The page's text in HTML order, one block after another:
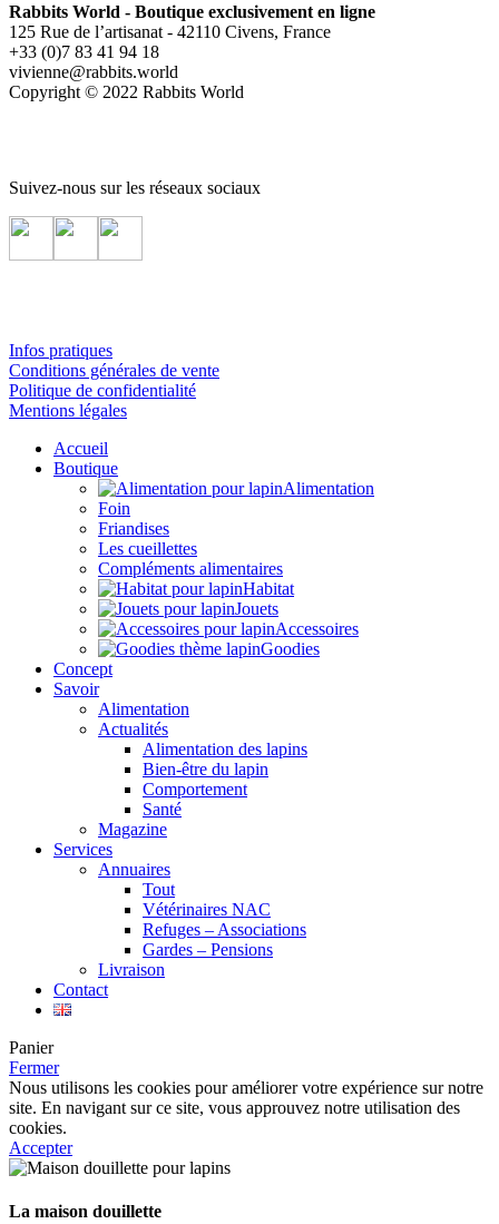
Rabbits World - Boutique exclusivement en ligne
125 Rue de l’artisanat - 42110 Civens, France
+33 (0)7 83 41 94 18
vivienne@rabbits.world
Copyright © 2022 Rabbits World
Suivez-nous sur les réseaux sociaux
Infos pratiques
Conditions générales de vente
Politique de confidentialité
Mentions légales
Accueil
Boutique
Alimentation
Foin
Friandises
Les cueillettes
Compléments alimentaires
Habitat
Jouets
Accessoires
Goodies
Concept
Savoir
Alimentation
Actualités
Alimentation des lapins
Bien-être du lapin
Comportement
Santé
Magazine
Services
Annuaires
Tout
Vétérinaires NAC
Refuges – Associations
Gardes – Pensions
Livraison
Contact
Panier
Fermer
Nous utilisons les cookies pour améliorer votre expérience sur notre
site. En navigant sur ce site, vous approuvez notre utilisation des
cookies.
Accepter
La maison douillette